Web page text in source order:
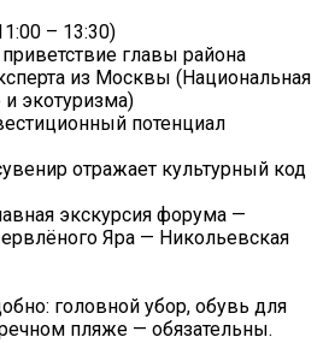
– 13:30)
главы района
из Москвы (Национальная
и экотуризма)
потенциал
отражает культурный код
экскурсия форума —
Яра — Никольевская
головной убор, обувь для
пляже — обязательны.